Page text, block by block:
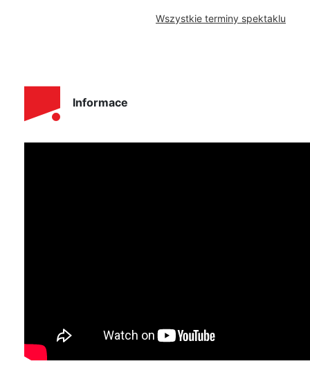
Informace
Wszystkie terminy spektaklu